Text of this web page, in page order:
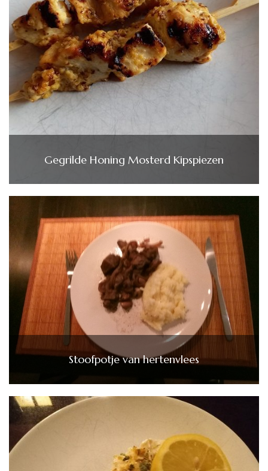
Gegrilde Honing Mosterd Kipspiezen
Stoofpotje van hertenvlees